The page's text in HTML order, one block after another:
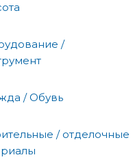
/
/ Обувь
/ отделочные